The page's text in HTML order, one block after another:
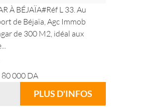
À BÉJAÏA#Réf L 33. Au
de Béjaïa, Agc Immob
de 300 M2, idéal aux
80 000 DA
PLUS D'INFOS